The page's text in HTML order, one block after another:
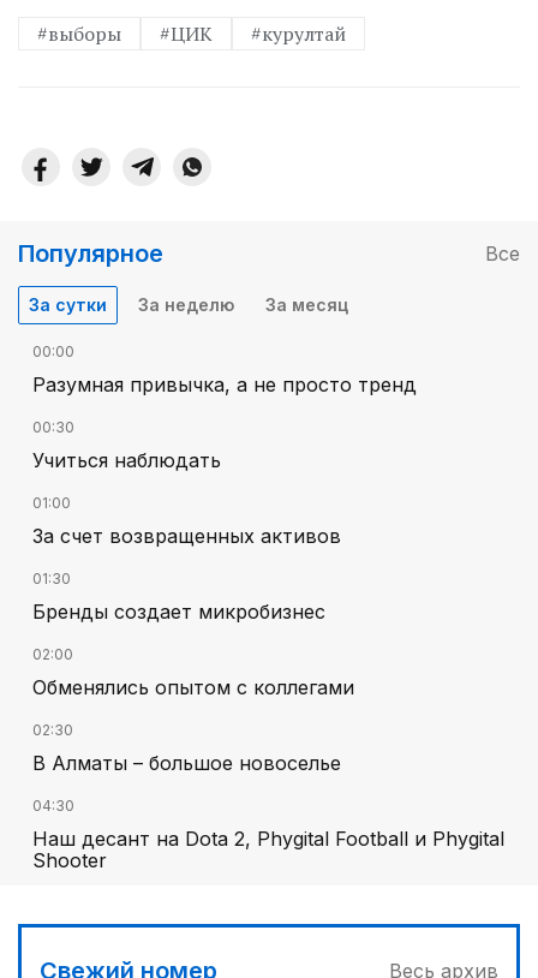
#выборы
#ЦИК #курултай
Популярное Все
За сутки За неделю За месяц
00:00
Разумная привычка, а не просто тренд
00:30
Учиться наблюдать
01:00
За счет возвращенных активов
01:30
Бренды создает микробизнес
02:00
Обменялись опытом с коллегами
02:30
В Алматы – большое новоселье
04:30
Наш десант на Dota 2, Phygital Football и Phygital
Shooter
дела
Свежий номер Весь архив